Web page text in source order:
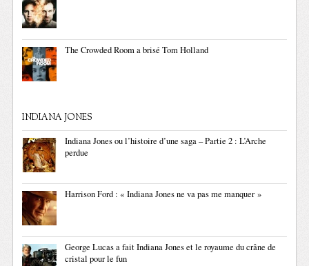
The Crowded Room a brisé Tom Holland
INDIANA JONES
Indiana Jones ou l’histoire d’une saga – Partie 2 : L’Arche
perdue
Harrison Ford : « Indiana Jones ne va pas me manquer »
George Lucas a fait Indiana Jones et le royaume du crâne de
cristal pour le fun